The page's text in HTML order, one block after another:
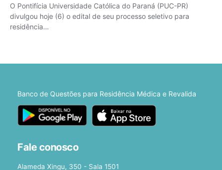
O Pontifícia Universidade Católica do Paraná (PUC-PR)
divulgou hoje (6) o edital de seu processo seletivo para
residência…
Banco de Questões para Residência Médica e Revalida
Fale conosco
Alameda Xingu, 350 - Sala 1501